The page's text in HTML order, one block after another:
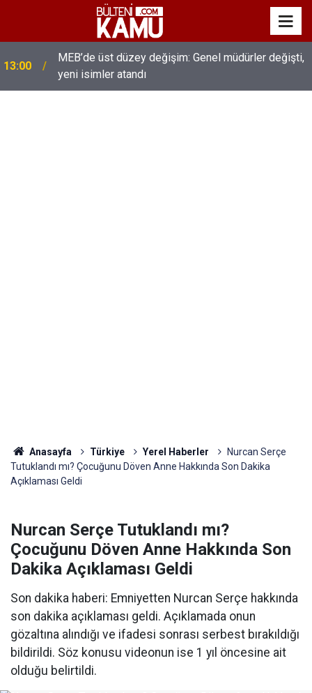
13:00
MEB’de üst düzey değişim: Genel müdürler değişti,
yeni isimler atandı
Anasayfa Türkiye Yerel Haberler
Nurcan Serçe
Tutuklandı mı? Çocuğunu Döven Anne Hakkında Son Dakika
Açıklaması Geldi
Nurcan Serçe Tutuklandı mı?
Çocuğunu Döven Anne Hakkında Son
Dakika Açıklaması Geldi
Son dakika haberi: Emniyetten Nurcan Serçe hakkında
son dakika açıklaması geldi. Açıklamada onun
gözaltına alındığı ve ifadesi sonrası serbest bırakıldığı
bildirildi. Söz konusu videonun ise 1 yıl öncesine ait
olduğu belirtildi.